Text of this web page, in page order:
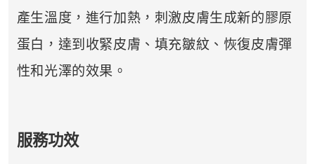
產生溫度，進行加熱，刺激皮膚生成新的膠原
蛋白，達到收緊皮膚、填充皺紋、恢復皮膚彈
性和光澤的效果。
服務功效